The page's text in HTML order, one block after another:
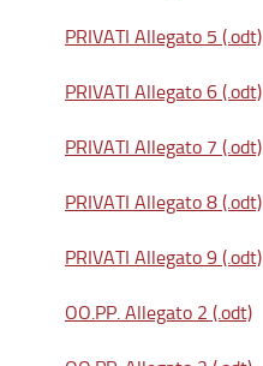
PRIVATI Allegato 5 (.odt)
PRIVATI Allegato 6 (.odt)
PRIVATI Allegato 7 (.odt)
PRIVATI Allegato 8 (.odt)
PRIVATI Allegato 9 (.odt)
OO.PP. Allegato 2 (.odt)